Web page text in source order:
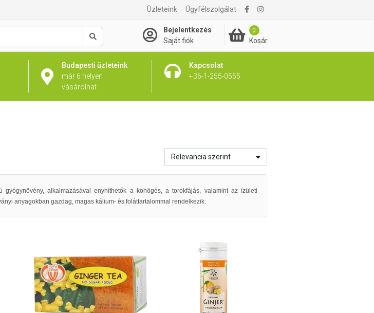
Üzleteink Ügyfélszolgálat
Keresés
Bejelentkezés
Saját fiók
0
Kosár
Budapesti üzleteink
már 6 helyen
vásárolhat
Kapcsolat
+36-1-255-0555
Relevancia szerint
gyógynövény, alkalmazásával enyhíthetők a köhögés, a torokfájás, valamint az ízületi
anyagokban gazdag, magas kálium- és foláttartalommal rendelkezik.